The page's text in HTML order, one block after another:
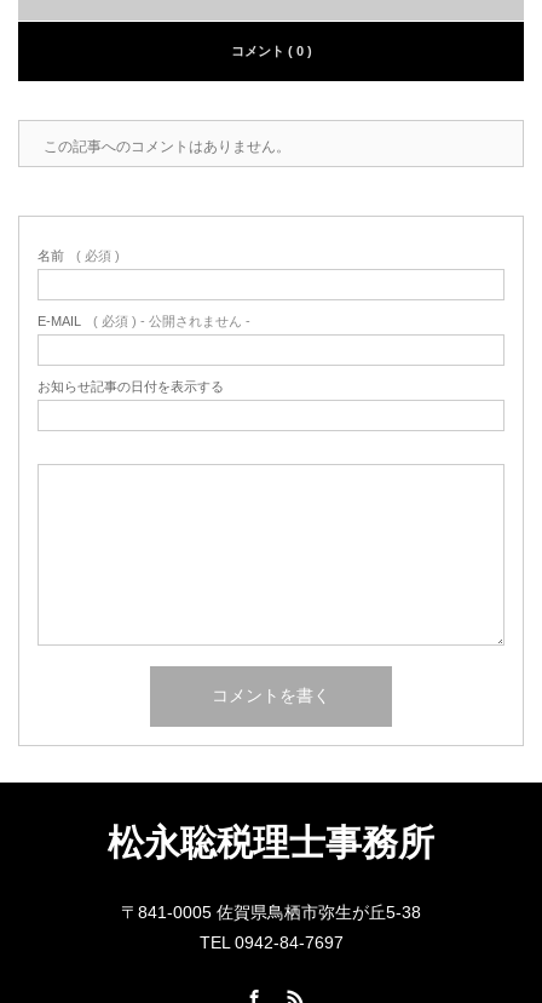
コメント ( 0 )
この記事へのコメントはありません。
名前 ( 必須 )
E-MAIL ( 必須 ) - 公開されません -
お知らせ記事の日付を表示する
松永聡税理士事務所
〒841-0005 佐賀県鳥栖市弥生が丘5-38
TEL 0942-84-7697